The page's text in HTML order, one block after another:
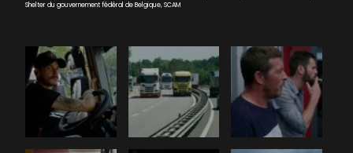
Shelter du gouvernement fédéral de Belgique, SCAM